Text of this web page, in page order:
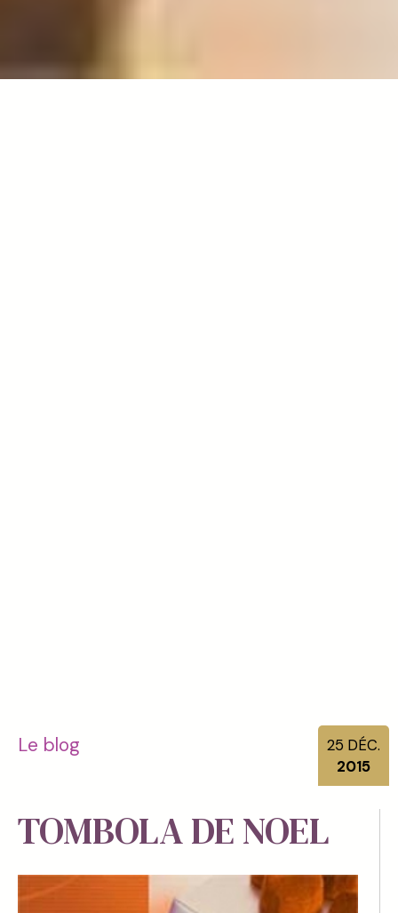
Le blog 25 DÉC.
2015
TOMBOLA DE NOEL